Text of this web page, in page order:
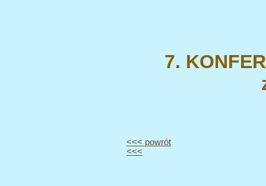
7.
<<< powrót
<<<